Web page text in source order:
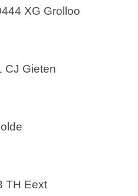
XG Grolloo
CJ Gieten
TH Eext